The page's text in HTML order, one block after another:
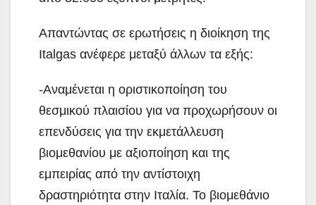
Απαντώντας σε ερωτήσεις η διοίκηση της
Italgas ανέφερε μεταξύ άλλων τα εξής:
-Αναμένεται η οριστικοποίηση του
θεσμικού πλαισίου για να προχωρήσουν οι
επενδύσεις για την εκμετάλλευση
βιομεθανίου με αξιοποίηση και της
εμπειρίας από την αντίστοιχη
δραστηριότητα στην Ιταλία. Το βιομεθάνιο